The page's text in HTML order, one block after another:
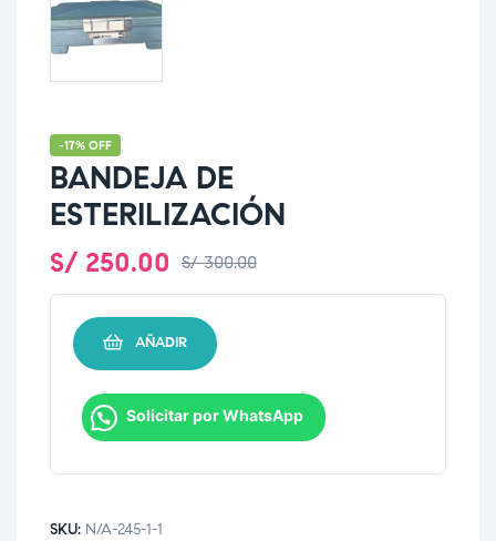
-17% OFF
BANDEJA DE
ESTERILIZACIÓN
S/300.00
S/ 250.00
AÑADIR
Solicitar por WhatsApp
SKU: N/A-245-1-1